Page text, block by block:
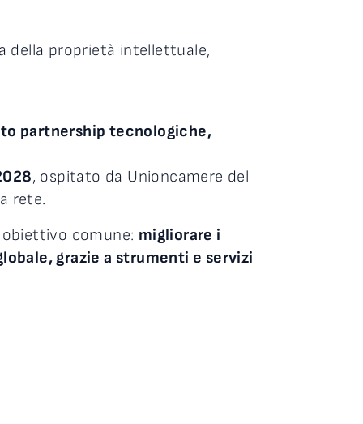
della proprietà intellettuale,
partnership tecnologiche,
, ospitato da Unioncamere del
rete.
comune: migliorare i
grazie a strumenti e servizi